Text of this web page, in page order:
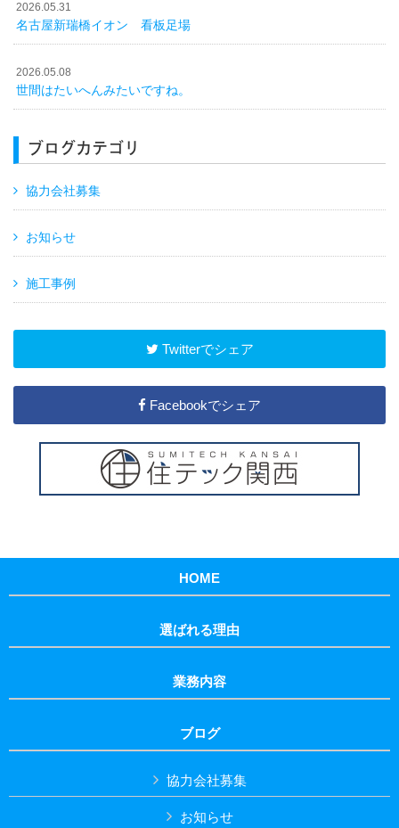
2026.05.31
名古屋新瑞橋イオン 看板足場
2026.05.08
世間はたいへんみたいですね。
ブログカテゴリ
協力会社募集
お知らせ
施工事例
Twitterでシェア
Facebookでシェア
HOME
選ばれる理由
業務内容
ブログ
協力会社募集
お知らせ